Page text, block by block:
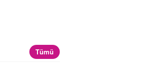
Tümü